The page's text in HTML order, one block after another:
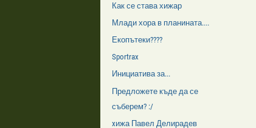
Как се става хижар
Млади хора в планината....
Екопътеки????
Sportrax
Инициатива за...
Предложете къде да се
съберем? :/
xижа Павел Делирадев